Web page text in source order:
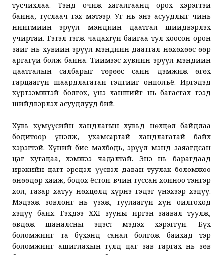
тусчихлаа. Тэнд очиж хагалгаанд орох хэрэгтэй
байна, туслаач гэх мэтээр. Уг нь энэ асуудлыг чинь
нийгмийн эрүүл мэндийн даатгал шийдвэрлэх
учиртай. Гэтэл тэгж чадахгүй байгаа тул хоосон орон
зайг нь хувийн эрүүл мэндийн даатгал нөхөхөөс өөр
аргагүй болж байна. Тиймээс хувийн эрүүл мэндийн
даатгалын салбарыг төрөөс сайн дэмжиж өгөх
гарцаагүй шаардлагатай гэдгийг онцолъё. Иргэдэд
хүртээмжтэй болгох, үнэ ханшийг нь багасгах гээд
шийдвэрлэх асуудлууд бий.
Хувь хүмүүсийн хандлагын хувьд нөхцөл байдлаа
бодитоор үнэлж, ухамсартай хандлагатай байх
хэрэгтэй. Хүний бие махбодь, эрүүл мэнд заяагдсан
цаг хугацаа, хэмжээ чадалтай. Энэ нь барагдаад
ирэхийн цагт эрсдэл үүсвэл даван туулах боломжоо
өнөөдөр хайж, бодох ёстой. Өвчин туссан хойноо тэнгэр
хол, газар хатуу нөхцөлд хүрнэ гэдэг үнэхээр хэцүү.
Мэдээж зовлонг нь үзэж, туулаагүй хүн ойлгоход
хэцүү байх. Гэхдээ XXI зууны иргэн заавал туулж,
өвдөж шаналсны эцэст мэдэх хэрэггүй. Бүх
боломжийг та бүхэнд санал болгож байхад тэр
боломжийг ашиглахын тулд цаг зав гаргах нь зөв